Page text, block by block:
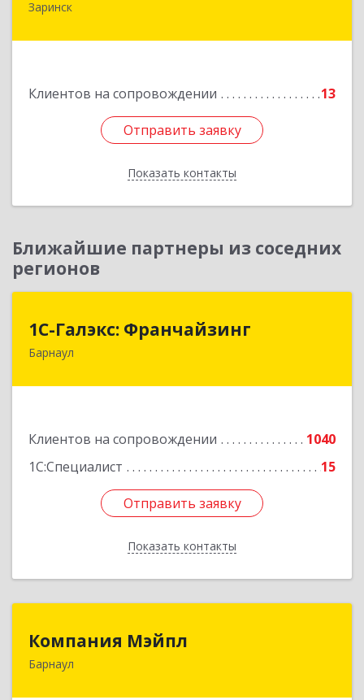
Заринск
Клиентов на сопровождении 13
Отправить заявку
Показать контакты
Отправить заявку
Назад
Ближайшие партнеры из соседних
регионов
1С-Галэкс: Франчайзинг
Барнаул
Клиентов на сопровождении
1040
1С:Специалист
15
Отправить заявку
Показать контакты
1С-Галэкс: Франчайзинг
656015, Алтайский край, Барнаул г, Деповская
Отправить заявку
Назад
Компания Мэйпл
Барнаул